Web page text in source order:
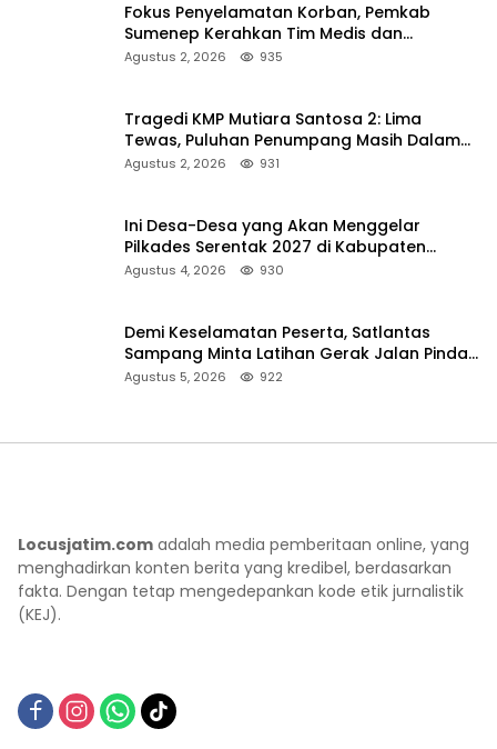
Fokus Penyelamatan Korban, Pemkab
Sumenep Kerahkan Tim Medis dan
Ambulans ke Pelabuhan Kalianget
Agustus 2, 2026 935
Tragedi KMP Mutiara Santosa 2: Lima
Tewas, Puluhan Penumpang Masih Dalam
Pencarian
Agustus 2, 2026 931
Ini Desa-Desa yang Akan Menggelar
Pilkades Serentak 2027 di Kabupaten
Sumenep
Agustus 4, 2026 930
Demi Keselamatan Peserta, Satlantas
Sampang Minta Latihan Gerak Jalan Pindah
ke Lokasi Aman
Agustus 5, 2026 922
Locusjatim.com adalah media pemberitaan online, yang
menghadirkan konten berita yang kredibel, berdasarkan
fakta. Dengan tetap mengedepankan kode etik jurnalistik
(KEJ).